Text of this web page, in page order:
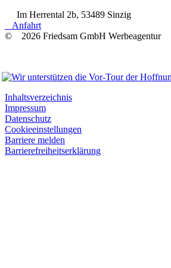
Im Herrental 2b, 53489 Sinzig
Anfahrt
© 2026 Friedsam GmbH Werbeagentur
Inhaltsverzeichnis
Impressum
Datenschutz
Cookieeinstellungen
Barriere melden
Barrierefreiheitserklärung